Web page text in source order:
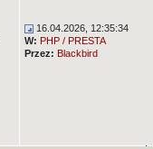
16.04.2026, 12:35:34
W: PHP / PRESTA
Przez: Blackbird